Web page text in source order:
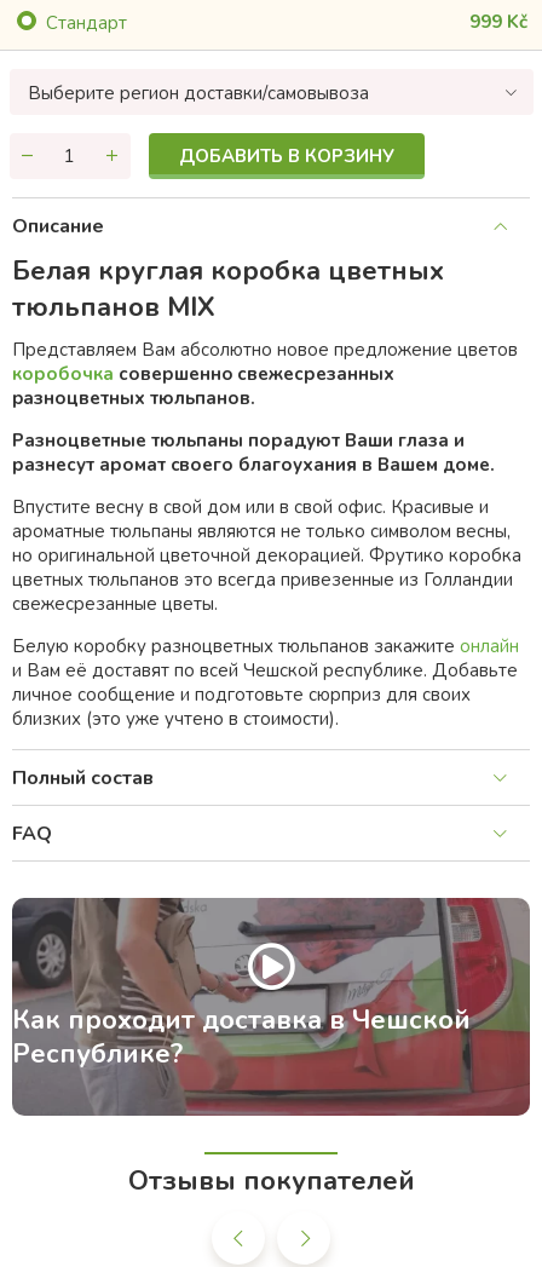
Cтандарт
999 Kč
Выберите регион доставки/самовывоза
ДОБАВИТЬ В КОРЗИНУ
Описание
Белая круглая коробка цветных
тюльпанов MIX
Представляем Вам абсолютно новое предложение цветов
коробочка совершеннo свежeсрезанных
pазноцветныx тюльпанов.
Разноцветные тюльпаны порадуют Ваши глаза и
разнесут аромат cвоего благоухания в Вашем домe.
Впустите весну в свой дом или в свой офис. Красивые и
ароматные тюльпаны являются не только символом весны,
но оригинальной цветочной декорацией. Фрутико коробка
цветных тюльпанов это всегда привезенные из Голландии
свежесрезанные цветы.
Белую коробку разноцветных тюльпанов закажите онлайн
и Вам её доставят по всей Чешской республике. Добавьте
личное сообщение и подготовьте сюрприз для своих
близких (это уже учтено в стоимости).
Полный состав
FAQ
Как проходит доставка в Чешской
Республике?
Отзывы покупателей